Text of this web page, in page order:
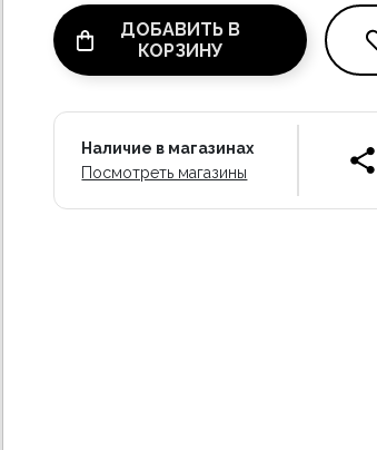
ДОБАВИТЬ В
КОРЗИНУ
Наличие в магазинах
Посмотреть магазины